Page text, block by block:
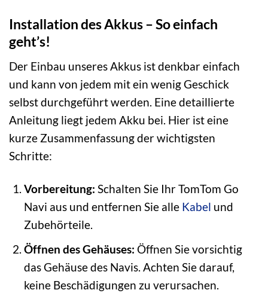
Installation des Akkus – So einfach
geht’s!
Der Einbau unseres Akkus ist denkbar einfach
und kann von jedem mit ein wenig Geschick
selbst durchgeführt werden. Eine detaillierte
Anleitung liegt jedem Akku bei. Hier ist eine
kurze Zusammenfassung der wichtigsten
Schritte:
Vorbereitung: Schalten Sie Ihr TomTom Go
Navi aus und entfernen Sie alle Kabel und
Zubehörteile.
Öffnen des Gehäuses: Öffnen Sie vorsichtig
das Gehäuse des Navis. Achten Sie darauf,
keine Beschädigungen zu verursachen.